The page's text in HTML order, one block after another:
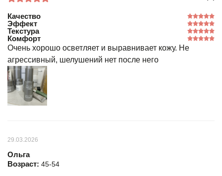
Качество
Эффект
Текстура
Комфорт
Очень хорошо осветляет и выравнивает кожу. Не
агрессивный, шелушений нет после него
29.03.2026
Ольга
Возраст: 45-54